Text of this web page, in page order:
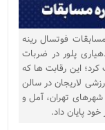
فوتسال رینه
پلور در ضربات
کرد؛ این رقابت ها که
لاریجان در سالن
برگزار شد، میزبان ۱۲ تیم از شهرهای تهران، آمل و
پایان داد.